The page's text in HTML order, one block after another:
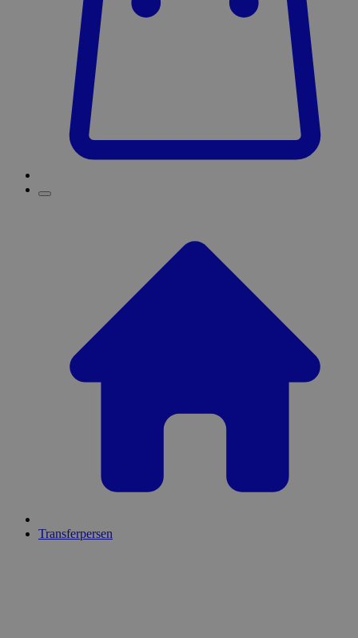
Transferpersen